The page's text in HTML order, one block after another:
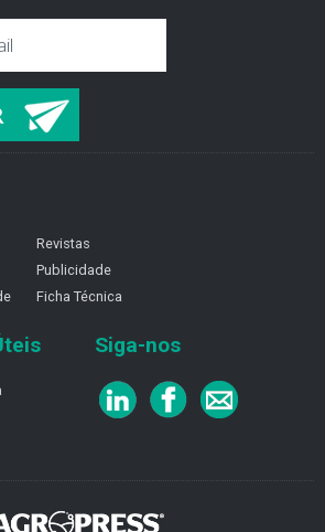
Revistas
Publicidade
Ficha Técnica
Siga-nos